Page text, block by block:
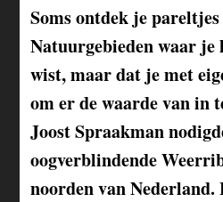
Soms ontdek je
Natuurgebieden waar je
wist, maar dat je met
om er de waarde van in
Joost Spraakman
oogverblindende
noorden van Nederland.